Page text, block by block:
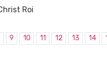
Roi
9 10 11 12 13 14